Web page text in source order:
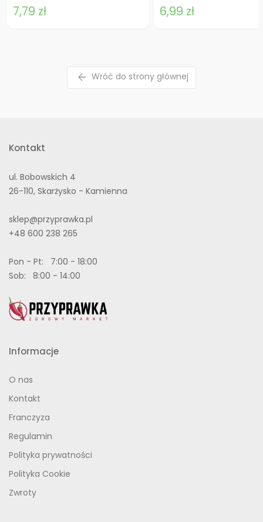
7,79 zł 6,99 zł
arrow_back Wróć do strony głównej
Kontakt
ul. Bobowskich 4
26-110, Skarżysko - Kamienna
sklep@przyprawka.pl
+48 600 238 265
Pon - Pt: 7:00 - 18:00
Sob: 8:00 - 14:00
Informacje
O nas
Kontakt
Franczyza
Regulamin
Polityka prywatności
Polityka Cookie
Zwroty